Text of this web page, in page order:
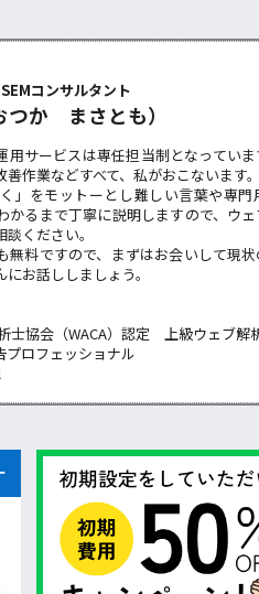
コンサルタント
か まさとも）
用サービスは専任担当制となってい
作業などすべて、私がおこないます。
」をモットーとし難しい言葉や専
かるまで丁寧に説明しますので、ウ
ください。
無料ですので、まずはお会いして現
お話ししましょう。
士協会（WACA）認定 上級ウェブ解
プロフェッショナル